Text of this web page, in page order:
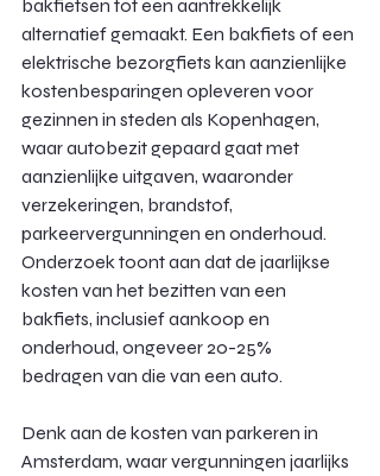
bakfietsen tot een aantrekkelijk
alternatief gemaakt. Een bakfiets of een
elektrische bezorgfiets kan aanzienlijke
kostenbesparingen opleveren voor
gezinnen in steden als Kopenhagen,
waar autobezit gepaard gaat met
aanzienlijke uitgaven, waaronder
verzekeringen, brandstof,
parkeervergunningen en onderhoud.
Onderzoek toont aan dat de jaarlijkse
kosten van het bezitten van een
bakfiets, inclusief aankoop en
onderhoud, ongeveer 20-25%
bedragen van die van een auto.
Denk aan de kosten van parkeren in
Amsterdam, waar vergunningen jaarlijks